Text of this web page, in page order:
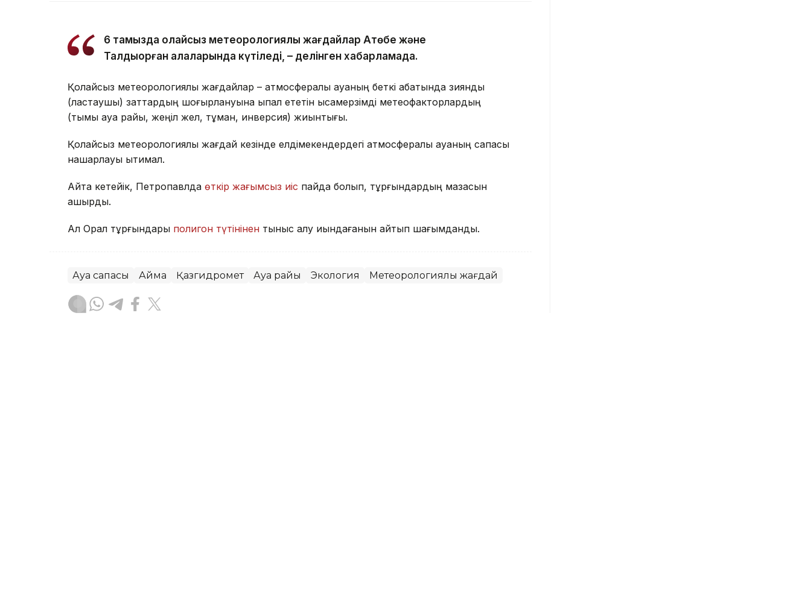
6 тамызда қолайсыз метеорологиялық жағдайлар Ақтөбе және
Талдықорған қалаларында күтіледі, – делінген хабарламада.
Қолайсыз метеорологиялық жағдайлар – атмосфералық ауаның беткі қабатында зиянды
(ластаушы) заттардың шоғырлануына ықпал ететін қысқамерзімді метеофакторлардың
(тымық ауа райы, жеңіл жел, тұман, инверсия) жиынтығы.
Қолайсыз метеорологиялық жағдай кезінде елдімекендердегі атмосфералық ауаның сапасы
нашарлауы ықтимал.
Айта кетейік, Петропавлда өткір жағымсыз иіс пайда болып, тұрғындардың мазасын
қашырды.
Ал Орал тұрғындары полигон түтінінен тыныс алу қиындағанын айтып шағымданды.
Ауа сапасы Аймақ Қазгидромет Ауа райы Экология Метеорологиялық жағдай